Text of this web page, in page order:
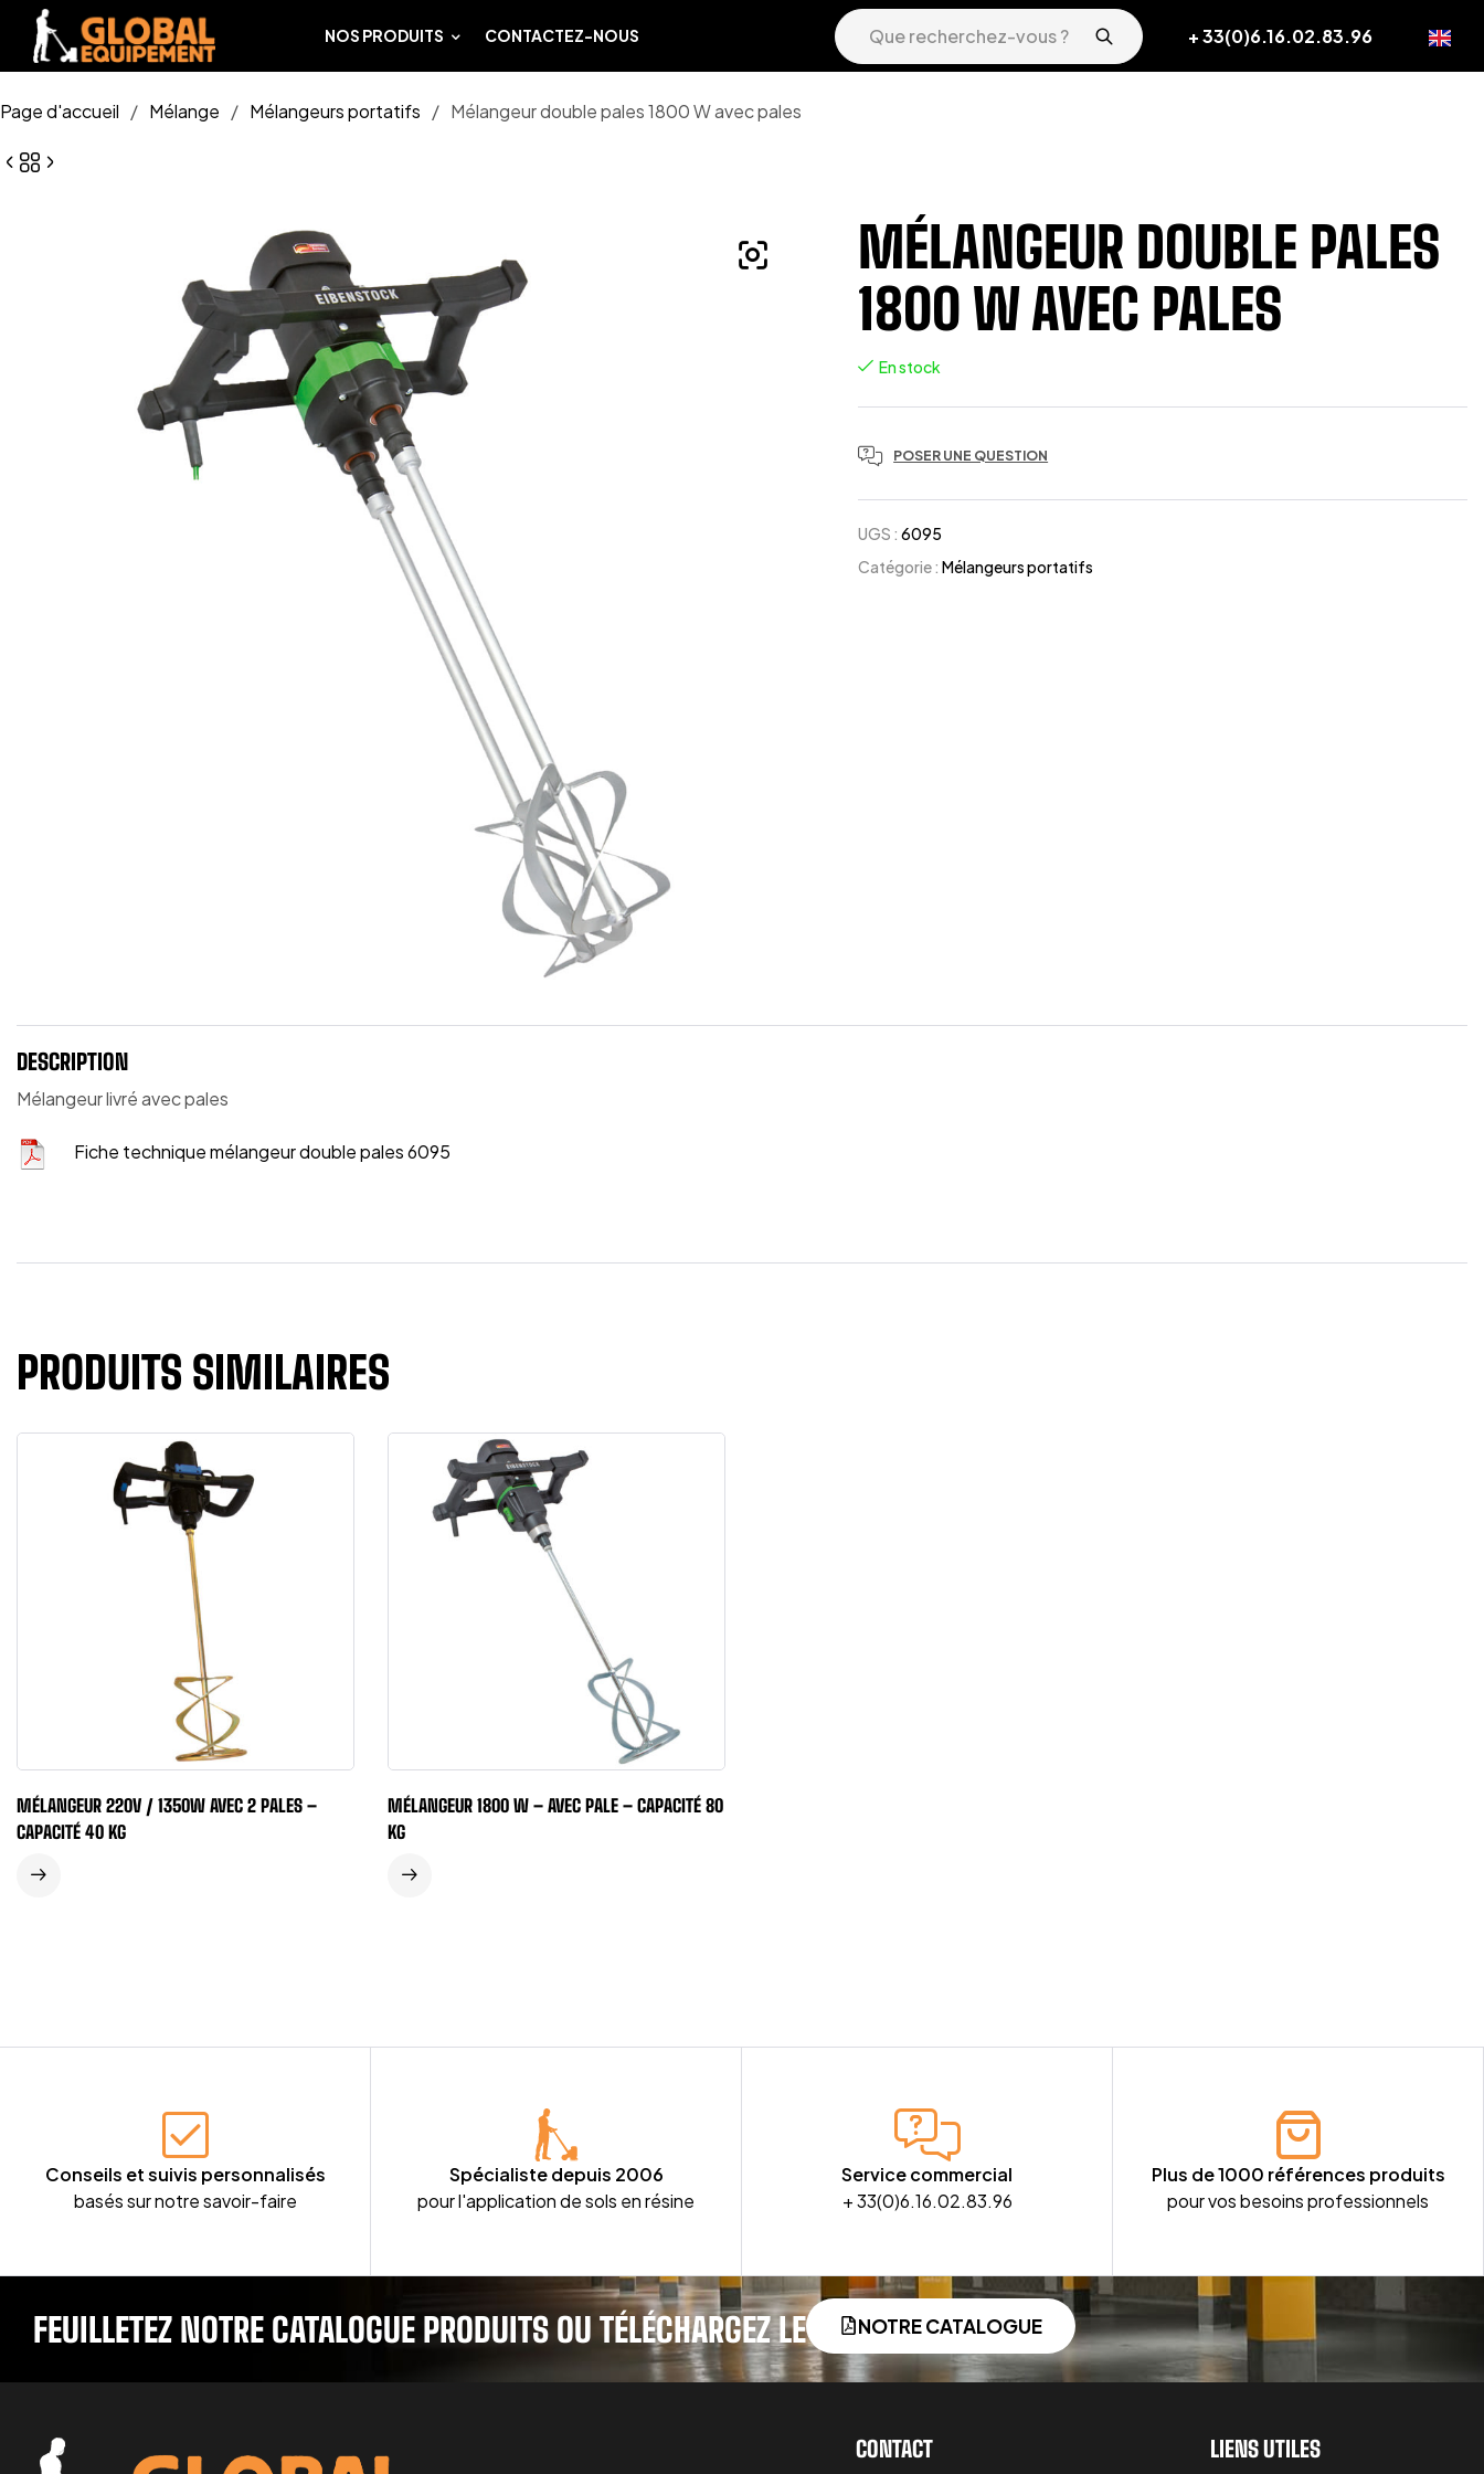
NOS PRODUITS CONTACTEZ-NOUS + 33(0)6.16.02.83.96
Page d'accueil / Mélange / Mélangeurs portatifs / Mélangeur double pales 1800 W avec pales
MÉLANGEUR DOUBLE PALES
1800 W AVEC PALES
En stock
POSER UNE QUESTION
UGS :6095
Catégorie :Mélangeurs portatifs
DESCRIPTION
Mélangeur livré avec pales
Fiche technique mélangeur double pales 6095
PRODUITS SIMILAIRES
MÉLANGEUR 220V / 1350W AVEC 2 PALES –
CAPACITÉ 40 KG
MÉLANGEUR 1800 W – AVEC PALE – CAPACITÉ 80
KG
Conseils et suivis personnalisés
basés sur notre savoir-faire
Spécialiste depuis 2006
pour l'application de sols en résine
Service commercial
+ 33(0)6.16.02.83.96
Plus de 1000 références produits
pour vos besoins professionnels
FEUILLETEZ NOTRE CATALOGUE PRODUITS OU TÉLÉCHARGEZ LE NOTRE CATALOGUE
CONTACT LIENS UTILES